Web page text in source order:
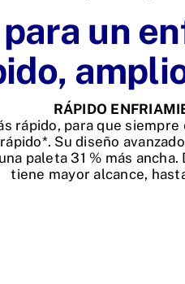
un
RÁPIDO
rápido, para que
Su diseño
paleta 31 % más
tiene mayor alcance,